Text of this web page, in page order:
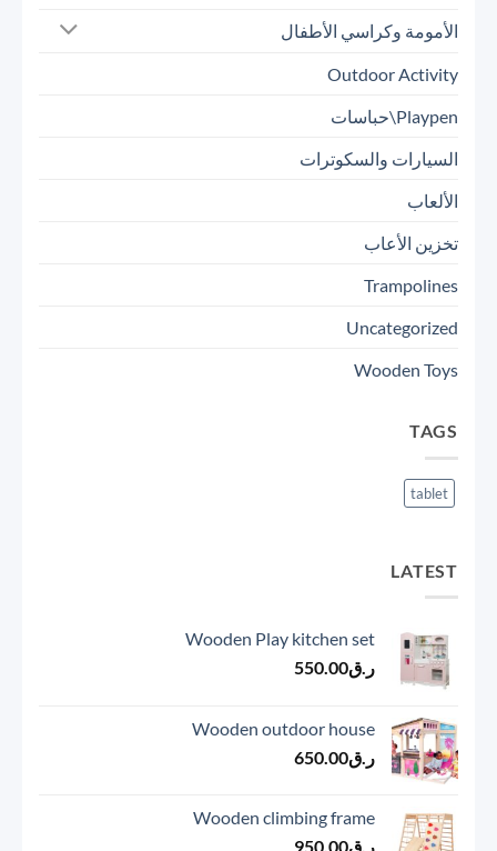
الأمومة وكراسي الأطفال
Outdoor Activity
Playpen\حباسات
السيارات والسكوترات
الألعاب
تخزين الأعاب
Trampolines
Uncategorized
Wooden Toys
TAGS
tablet
LATEST
Wooden Play kitchen set
ر.ق550.00
Wooden outdoor house
ر.ق650.00
Wooden climbing frame
ر.ق950.00